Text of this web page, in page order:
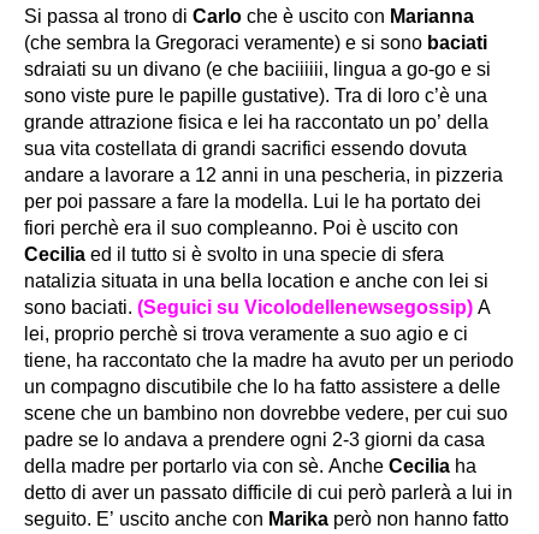
Si passa al trono di Carlo che è uscito con Marianna
(che sembra la Gregoraci veramente) e si sono baciati
sdraiati su un divano (e che baciiiiii, lingua a go-go e si
sono viste pure le papille gustative). Tra di loro c’è una
grande attrazione fisica e lei ha raccontato un po’ della
sua vita costellata di grandi sacrifici essendo dovuta
andare a lavorare a 12 anni in una pescheria, in pizzeria
per poi passare a fare la modella. Lui le ha portato dei
fiori perchè era il suo compleanno. Poi è uscito con
Cecilia ed il tutto si è svolto in una specie di sfera
natalizia situata in una bella location e anche con lei si
sono baciati. (Seguici su Vicolodellenewsegossip) A
lei, proprio perchè si trova veramente a suo agio e ci
tiene, ha raccontato che la madre ha avuto per un periodo
un compagno discutibile che lo ha fatto assistere a delle
scene che un bambino non dovrebbe vedere, per cui suo
padre se lo andava a prendere ogni 2-3 giorni da casa
della madre per portarlo via con sè. Anche Cecilia ha
detto di aver un passato difficile di cui però parlerà a lui in
seguito. E’ uscito anche con Marika però non hanno fatto